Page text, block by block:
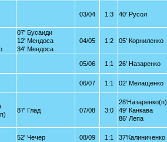
03/04 1:3 40' Русол
07' Бусаиди
12' Мендоса
34' Мендоса
04/05 1:2 05' Корниленко
05/06 1:1 26' Назаренко
06/07 1:1 02' Мелащенко
87' Глад 07/08 3:0
28'Назаренко(п)
49' Канкава
86' Лепа
52' Чечер 08/09 1:1 37'Калиниченко